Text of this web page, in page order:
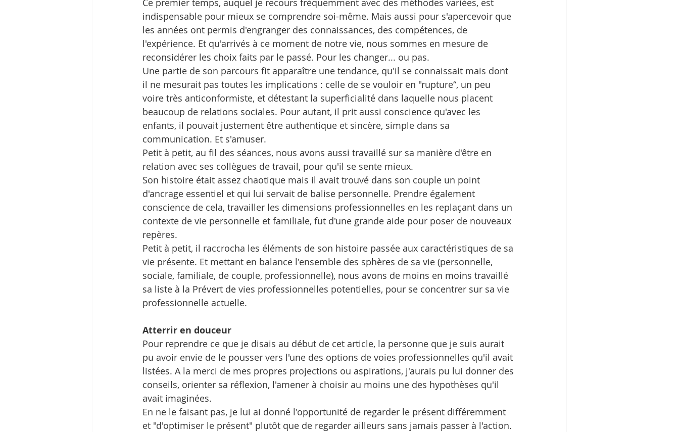
indispensable pour mieux se comprendre soi-même. Mais aussi pour s'apercevoir que
les années ont permis d'engranger des connaissances, des compétences, de
l'expérience. Et qu'arrivés à ce moment de notre vie, nous sommes en mesure de
reconsidérer les choix faits par le passé. Pour les changer... ou pas.
Une partie de son parcours fit apparaître une tendance, qu'il se connaissait mais dont
il ne mesurait pas toutes les implications : celle de se vouloir en "rupture“, un peu
voire très anticonformiste, et détestant la superficialité dans laquelle nous placent
beaucoup de relations sociales. Pour autant, il prit aussi conscience qu'avec les
enfants, il pouvait justement être authentique et sincère, simple dans sa
communication. Et s'amuser.
Petit à petit, au fil des séances, nous avons aussi travaillé sur sa manière d'être en
relation avec ses collègues de travail, pour qu'il se sente mieux.
Son histoire était assez chaotique mais il avait trouvé dans son couple un point
d'ancrage essentiel et qui lui servait de balise personnelle. Prendre également
conscience de cela, travailler les dimensions professionnelles en les replaçant dans un
contexte de vie personnelle et familiale, fut d'une grande aide pour poser de nouveaux
repères.
Petit à petit, il raccrocha les éléments de son histoire passée aux caractéristiques de sa
vie présente. Et mettant en balance l'ensemble des sphères de sa vie (personnelle,
sociale, familiale, de couple, professionnelle), nous avons de moins en moins travaillé
sa liste à la Prévert de vies professionnelles potentielles, pour se concentrer sur sa vie
professionnelle actuelle.
Atterrir en douceur
Pour reprendre ce que je disais au début de cet article, la personne que je suis aurait
pu avoir envie de le pousser vers l'une des options de voies professionnelles qu'il avait
listées. A la merci de mes propres projections ou aspirations, j'aurais pu lui donner des
conseils, orienter sa réflexion, l'amener à choisir au moins une des hypothèses qu'il
avait imaginées.
En ne le faisant pas, je lui ai donné l'opportunité de regarder le présent différemment
et "d'optimiser le présent" plutôt que de regarder ailleurs sans jamais passer à l'action.